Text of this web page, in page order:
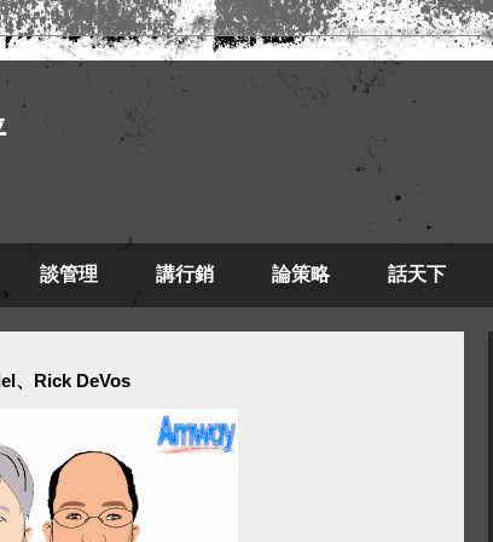
談管理 講行銷 論策略 話天下
、Rick DeVos